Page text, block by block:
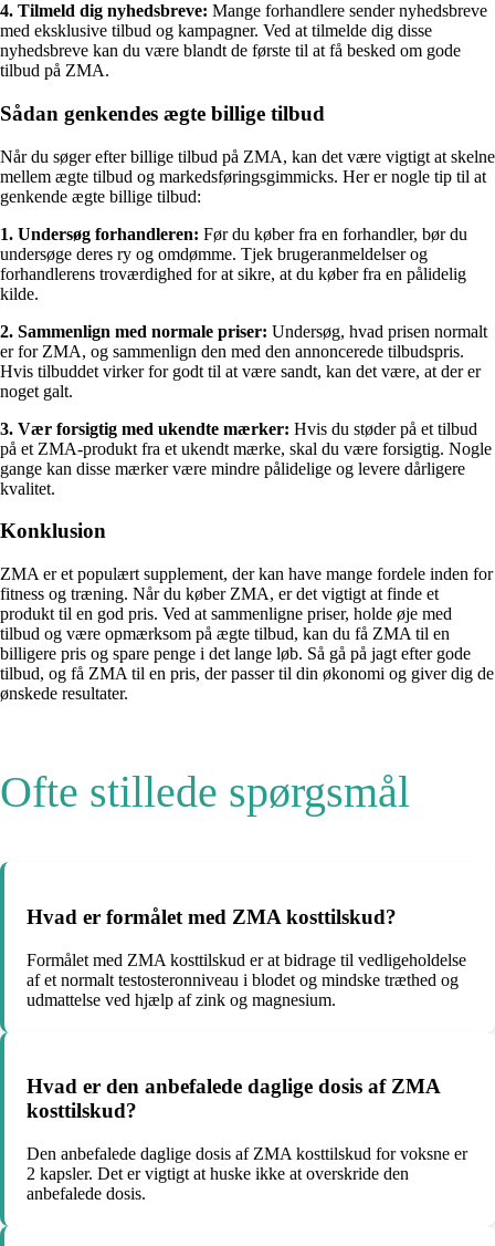
4. Tilmeld dig nyhedsbreve: Mange forhandlere sender nyhedsbreve
med eksklusive tilbud og kampagner. Ved at tilmelde dig disse
nyhedsbreve kan du være blandt de første til at få besked om gode
tilbud på ZMA.
Sådan genkendes ægte billige tilbud
Når du søger efter billige tilbud på ZMA, kan det være vigtigt at skelne
mellem ægte tilbud og markedsføringsgimmicks. Her er nogle tip til at
genkende ægte billige tilbud:
1. Undersøg forhandleren: Før du køber fra en forhandler, bør du
undersøge deres ry og omdømme. Tjek brugeranmeldelser og
forhandlerens troværdighed for at sikre, at du køber fra en pålidelig
kilde.
2. Sammenlign med normale priser: Undersøg, hvad prisen normalt
er for ZMA, og sammenlign den med den annoncerede tilbudspris.
Hvis tilbuddet virker for godt til at være sandt, kan det være, at der er
noget galt.
3. Vær forsigtig med ukendte mærker: Hvis du støder på et tilbud
på et ZMA-produkt fra et ukendt mærke, skal du være forsigtig. Nogle
gange kan disse mærker være mindre pålidelige og levere dårligere
kvalitet.
Konklusion
ZMA er et populært supplement, der kan have mange fordele inden for
fitness og træning. Når du køber ZMA, er det vigtigt at finde et
produkt til en god pris. Ved at sammenligne priser, holde øje med
tilbud og være opmærksom på ægte tilbud, kan du få ZMA til en
billigere pris og spare penge i det lange løb. Så gå på jagt efter gode
tilbud, og få ZMA til en pris, der passer til din økonomi og giver dig de
ønskede resultater.
Ofte stillede spørgsmål
Hvad er formålet med ZMA kosttilskud?
Formålet med ZMA kosttilskud er at bidrage til vedligeholdelse
af et normalt testosteronniveau i blodet og mindske træthed og
udmattelse ved hjælp af zink og magnesium.
Hvad er den anbefalede daglige dosis af ZMA
kosttilskud?
Den anbefalede daglige dosis af ZMA kosttilskud for voksne er
2 kapsler. Det er vigtigt at huske ikke at overskride den
anbefalede dosis.